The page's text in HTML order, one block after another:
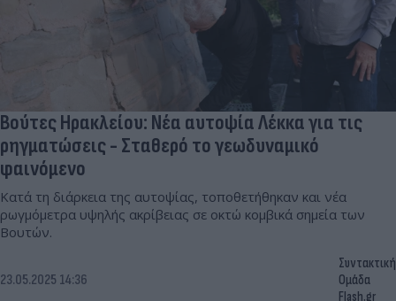
Βούτες Ηρακλείου: Νέα αυτοψία Λέκκα για τις
ρηγματώσεις - Σταθερό το γεωδυναμικό
φαινόμενο
Κατά τη διάρκεια της αυτοψίας, τοποθετήθηκαν και νέα
ρωγμόμετρα υψηλής ακρίβειας σε οκτώ κομβικά σημεία των
Βουτών.
23.05.2025 14:36
Συντακτική
Ομάδα
Flash.gr